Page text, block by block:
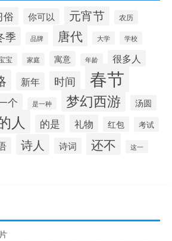
俗 你可以 元宵节 农历
季 品牌 唐代 大学 学校
宝 家庭 寓意 年龄 很多人
新年 时间 春节
个 是一种 梦幻西游 汤圆
人 的是 礼物 红包 考试
诗人 诗词 还不 这一